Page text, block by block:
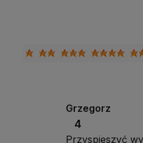
Grzegorz
4
Przyspieszyć